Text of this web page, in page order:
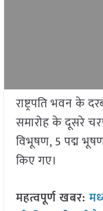
राष्ट्रपति भवन के
समारोह के दूसरे
विभूषण, 5 पद्म भूषण
किए गए।
महत्वपूर्ण खबर: